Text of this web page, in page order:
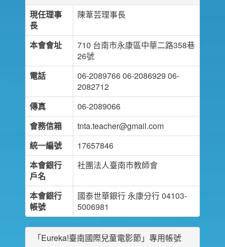
現任理事
長
陳葦芸理事長
本會會址
710 台南市永康區中華二路358巷
26號
電話
06-2089766 06-2086929 06-
2082712
傳真
06-2089066
會務信箱
tnta.teacher@gmail.com
統一編號
17657846
本會銀行
戶名
社團法人臺南市教師會
本會銀行
帳號
國泰世華銀行 永康分行 04103-
5006981
「Eureka!臺南國際兒童電影節」專用帳號